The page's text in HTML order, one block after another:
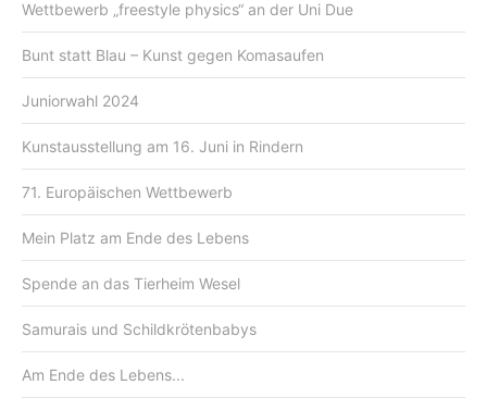
Wettbewerb „freestyle physics“ an der Uni Due
Bunt statt Blau – Kunst gegen Komasaufen
Juniorwahl 2024
Kunstausstellung am 16. Juni in Rindern
71. Europäischen Wettbewerb
Mein Platz am Ende des Lebens
Spende an das Tierheim Wesel
Samurais und Schildkrötenbabys
Am Ende des Lebens...